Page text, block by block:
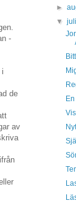
-
i
de
av
►
▼